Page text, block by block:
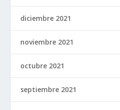
diciembre 2021
noviembre 2021
octubre 2021
septiembre 2021